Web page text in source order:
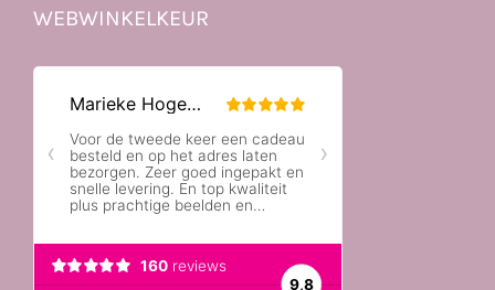
WEBWINKELKEUR